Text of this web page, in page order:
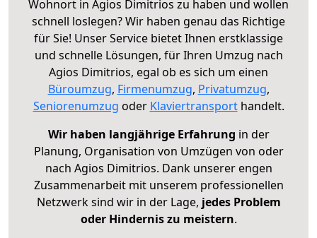
Wohnort in Agios Dimitrios zu haben und wollen
schnell loslegen? Wir haben genau das Richtige
für Sie! Unser Service bietet Ihnen erstklassige
und schnelle Lösungen, für Ihren Umzug nach
Agios Dimitrios, egal ob es sich um einen
Büroumzug, Firmenumzug, Privatumzug,
Seniorenumzug oder Klaviertransporthandelt.
Wir haben langjährige Erfahrung in der
Planung, Organisation von Umzügen von oder
nach Agios Dimitrios. Dank unserer engen
Zusammenarbeit mit unserem professionellen
Netzwerk sind wir in der Lage, jedes Problem
oder Hindernis zu meistern.